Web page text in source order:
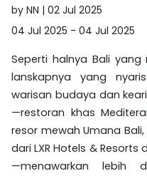
by NN | 02 Jul 2025
04 Jul 2025 - 04 Jul 2025
Seperti halnya Bali
lanskapnya yang
warisan budaya dan
—restoran khas
resor mewah Umana
dari LXR Hotels &
—menawarkan lebih